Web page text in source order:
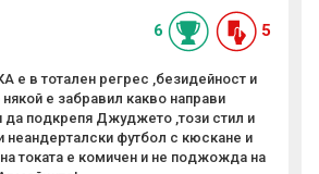
6 5
е в тотален регрес ,безидейност и
някой е забравил какво направи
да подкрепя Джуджето ,този стил и
неандерталски футбол с кюскане и
токата е комичен и не поджожда на